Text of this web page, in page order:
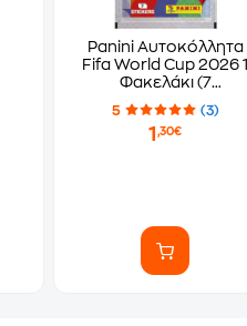
Panini Αυτοκόλλητα
Fifa World Cup 2026 1
Φακελάκι (7
Αυτοκόλλητα)
5 (3)
1,30€